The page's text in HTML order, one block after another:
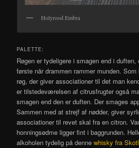
Holyrood Embra
PALETTE:
Røgen er tydeligere i smagen end i
første når drammen rammer munden.
røg, der giver associationer til det man
er tilstedeværelsen af citrusfrugter også
smagen end den er duften. Der smages
Sammen med at strejf af nødder, giver
associationer til revet skal fra en citron.
honningsødme ligger fint i baggrunden.
alkoholen tydelig på dennewhisky fra